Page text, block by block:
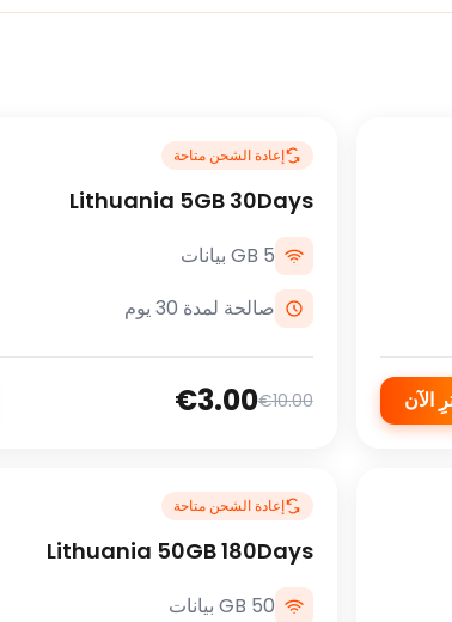
الآن
إعادة الشحن متاحة
Lithuania 5GB 30Days
5 GB بيانات
صالحة لمدة 30 يوم
€10.00
€3.00
إعادة الشحن متاحة
Lithuania 50GB 180Days
50 GB بيانات